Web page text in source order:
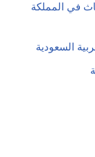
في المملكة
السعودية